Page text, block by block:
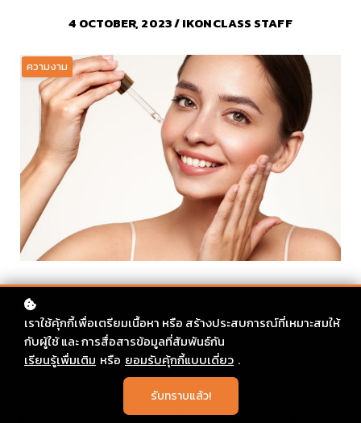
4 OCTOBER, 2023 / IKONCLASS STAFF
ความงาม
สกินแคร์และการบำรุงผิวเป็นสิ่งที่ทุกคนในยุคปัจจุบันหันมา
เราใช้คุ้กกี้เพื่อเตรียมเนื้อหา หรือ สร้างประสบการณ์ที่เหมาะสมให้
กับผู้ใช้ และ การสื่อสารข้อมูลที่สัมพันธ์กัน
เรียนรู้เพื่มเติม หรือ ยอมรับคุ้กกี้แบบเดี่ยว .
รับทราบแล้ว!